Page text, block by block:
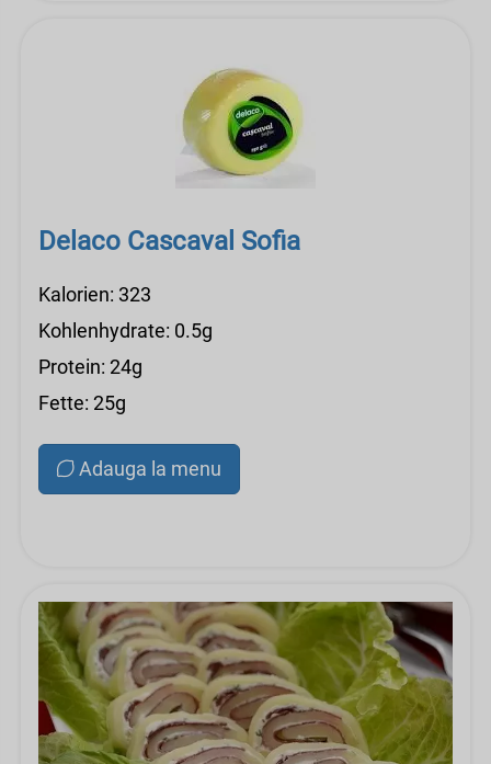
Delaco Cascaval Sofia
Kalorien: 323
Kohlenhydrate: 0.5g
Protein: 24g
Fette: 25g
Adauga la menu